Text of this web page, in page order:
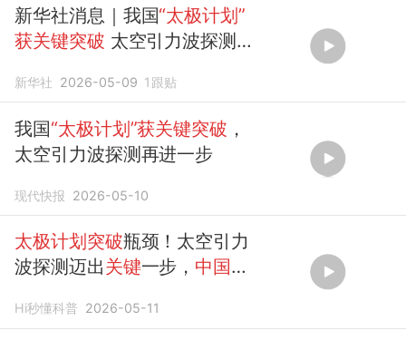
新华社消息｜我国“太极计划”
获关键突破 太空引力波探测再
新华社 2026-05-09 1 跟贴
我国“太极计划”获关键突破 ，
太空引力波探测再进一步
现代快报 2026-05-10
太极计划突破瓶颈！太空引力
波探测迈出关键一步， 中国再
Hi秒懂科普 2026-05-11